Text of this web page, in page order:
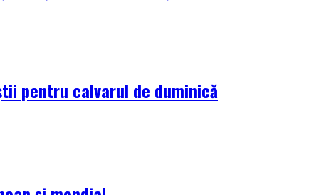
pentru calvarul de duminică